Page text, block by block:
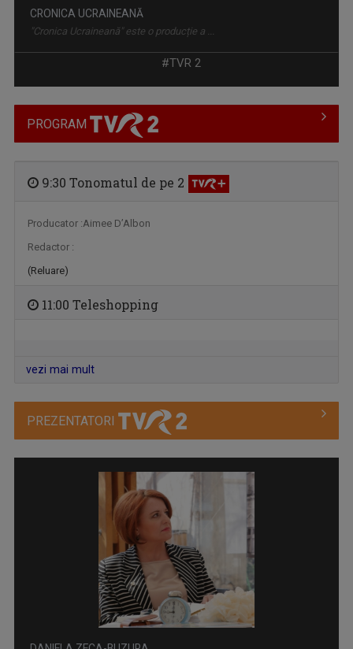
O emisiune dedicată tuturor celor dornici să ...
#TVR 2
PROGRAM
9:30 Tonomatul de pe 2
Producator :Aimee D’Albon
Redactor :
(Reluare)
11:00 Teleshopping
vezi mai mult
PREZENTATORI
DANIELA ZECA-BUZURA
Prozatoare, eseistă, critic literar și ...